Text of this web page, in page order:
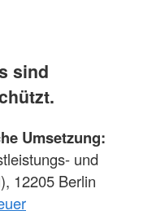
sind
Umsetzung:
und
12205 Berlin